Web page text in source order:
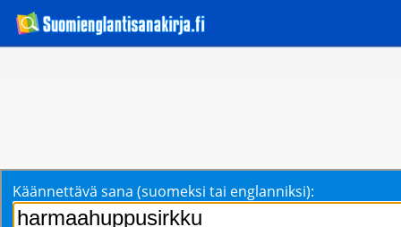
Käännettävä sana (suomeksi tai englanniksi):